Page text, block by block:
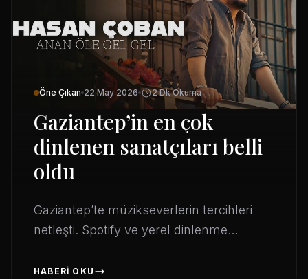
Öne Çıkan 22 May 2026 2 Dk Okuma
Gaziantep’in en çok
dinlenen sanatçıları belli
oldu
Gaziantep’te müzikseverlerin tercihleri
netleşti. Spotify ve yerel dinlenme
yerel sanatçılar belli oldu.
HABERI OKU